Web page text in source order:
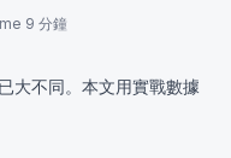
9 分鐘
大不同。本文用實戰數據